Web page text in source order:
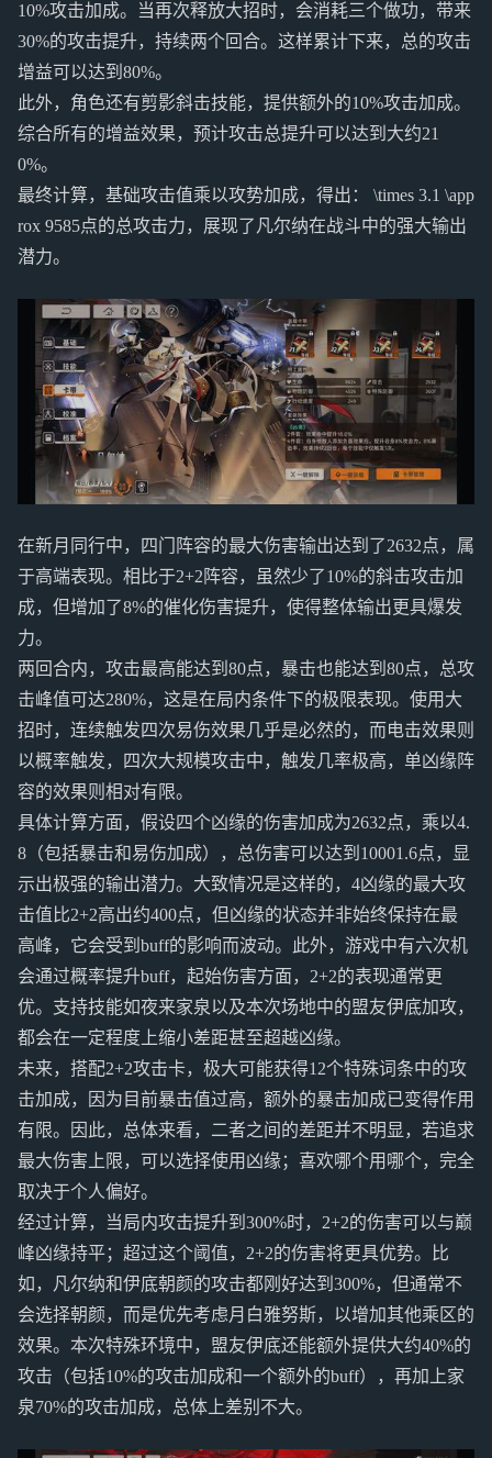
10%攻击加成。当再次释放大招时，会消耗三个做功，带来
30%的攻击提升，持续两个回合。这样累计下来，总的攻击
增益可以达到80%。
此外，角色还有剪影斜击技能，提供额外的10%攻击加成。
综合所有的增益效果，预计攻击总提升可以达到大约21
0%。
最终计算，基础攻击值乘以攻势加成，得出： \times 3.1 \app
rox 9585点的总攻击力，展现了凡尔纳在战斗中的强大输出
潜力。
在新月同行中，四门阵容的最大伤害输出达到了2632点，属
于高端表现。相比于2+2阵容，虽然少了10%的斜击攻击加
成，但增加了8%的催化伤害提升，使得整体输出更具爆发
力。
两回合内，攻击最高能达到80点，暴击也能达到80点，总攻
击峰值可达280%，这是在局内条件下的极限表现。使用大
招时，连续触发四次易伤效果几乎是必然的，而电击效果则
以概率触发，四次大规模攻击中，触发几率极高，单凶缘阵
容的效果则相对有限。
具体计算方面，假设四个凶缘的伤害加成为2632点，乘以4.
8（包括暴击和易伤加成），总伤害可以达到10001.6点，显
示出极强的输出潜力。大致情况是这样的，4凶缘的最大攻
击值比2+2高出约400点，但凶缘的状态并非始终保持在最
高峰，它会受到buff的影响而波动。此外，游戏中有六次机
会通过概率提升buff，起始伤害方面，2+2的表现通常更
优。支持技能如夜来家泉以及本次场地中的盟友伊底加攻，
都会在一定程度上缩小差距甚至超越凶缘。
未来，搭配2+2攻击卡，极大可能获得12个特殊词条中的攻
击加成，因为目前暴击值过高，额外的暴击加成已变得作用
有限。因此，总体来看，二者之间的差距并不明显，若追求
最大伤害上限，可以选择使用凶缘；喜欢哪个用哪个，完全
取决于个人偏好。
经过计算，当局内攻击提升到300%时，2+2的伤害可以与巅
峰凶缘持平；超过这个阈值，2+2的伤害将更具优势。比
如，凡尔纳和伊底朝颜的攻击都刚好达到300%，但通常不
会选择朝颜，而是优先考虑月白雅努斯，以增加其他乘区的
效果。本次特殊环境中，盟友伊底还能额外提供大约40%的
攻击（包括10%的攻击加成和一个额外的buff），再加上家
泉70%的攻击加成，总体上差别不大。